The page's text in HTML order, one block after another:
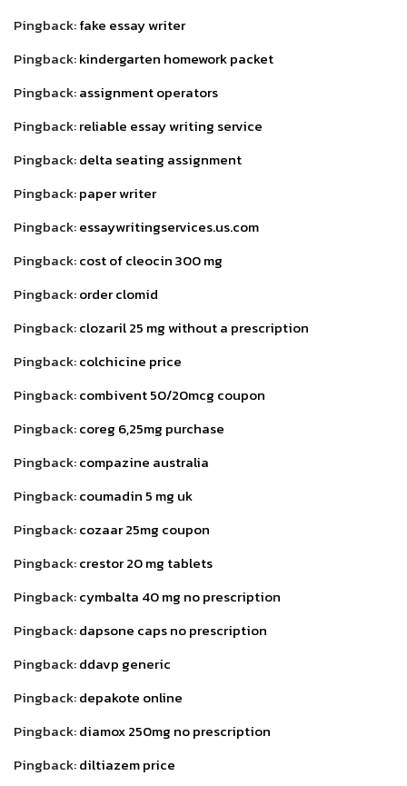
Pingback:fake essay writer
Pingback:kindergarten homework packet
Pingback:assignment operators
Pingback:reliable essay writing service
Pingback:delta seating assignment
Pingback:paper writer
Pingback:essaywritingservices.us.com
Pingback:cost of cleocin 300 mg
Pingback:order clomid
Pingback:clozaril 25 mg without a prescription
Pingback:colchicine price
Pingback:combivent 50/20mcg coupon
Pingback:coreg 6,25mg purchase
Pingback:compazine australia
Pingback:coumadin 5 mg uk
Pingback:cozaar 25mg coupon
Pingback:crestor 20 mg tablets
Pingback:cymbalta 40 mg no prescription
Pingback:dapsone caps no prescription
Pingback:ddavp generic
Pingback:depakote online
Pingback:diamox 250mg no prescription
Pingback:diltiazem price